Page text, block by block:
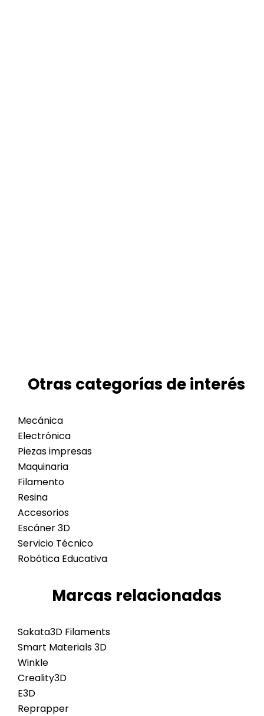
Otras categorías de interés
Mecánica
Electrónica
Piezas impresas
Maquinaria
Filamento
Resina
Accesorios
Escáner 3D
Servicio Técnico
Robótica Educativa
Marcas relacionadas
Sakata3D Filaments
Smart Materials 3D
Winkle
Creality3D
E3D
Reprapper